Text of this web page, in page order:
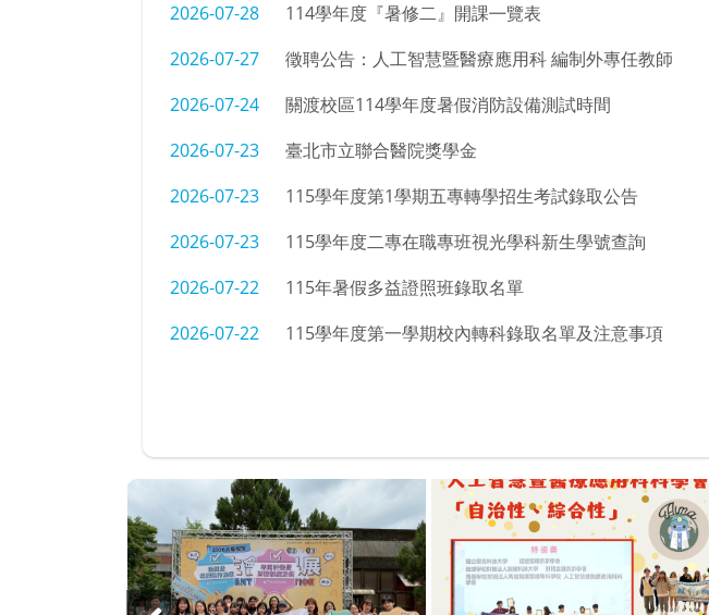
2026-07-28
114學年度『暑修二』開課㇐覽表
2026-07-27
徵聘公告：人工智慧暨醫療應用科 編制外專任教師
2026-07-24
關渡校區114學年度暑假消防設備測試時間
2026-07-23
臺北市立聯合醫院獎學金
2026-07-23
115學年度第1學期五專轉學招生考試錄取公告
2026-07-23
115學年度二專在職專班視光學科新生學號查詢
2026-07-22
115年暑假多益證照班錄取名單
2026-07-22
115學年度第一學期校內轉科錄取名單及注意事項